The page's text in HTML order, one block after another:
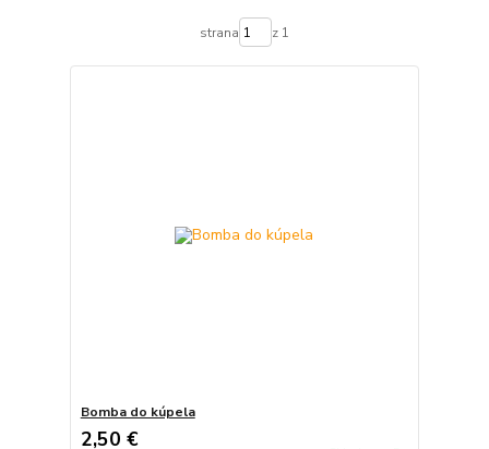
strana z 1
Bomba do kúpela
2,50 €